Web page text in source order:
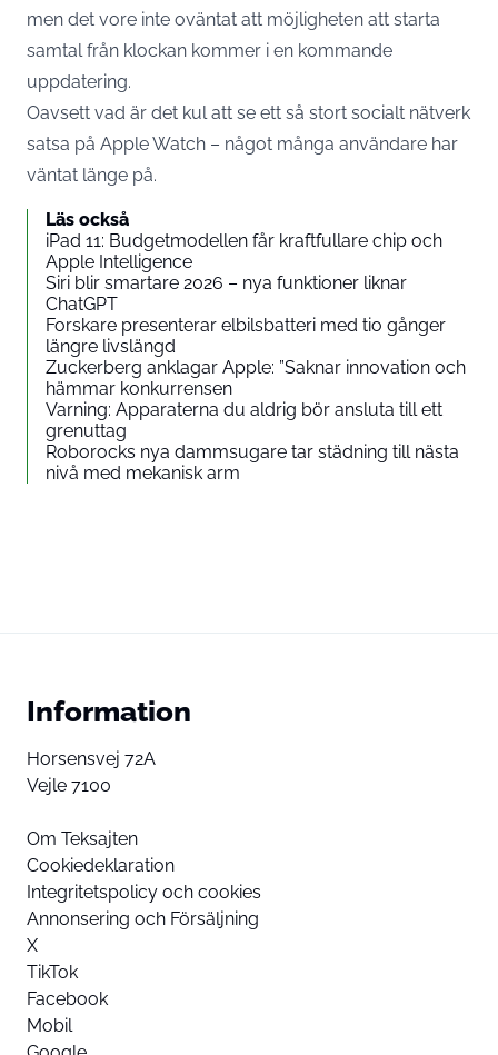
men det vore inte oväntat att möjligheten att starta
samtal från klockan kommer i en kommande
uppdatering.
Oavsett vad är det kul att se ett så stort socialt nätverk
satsa på Apple Watch – något många användare har
väntat länge på.
Läs också
iPad 11: Budgetmodellen får kraftfullare chip och
Apple Intelligence
Siri blir smartare 2026 – nya funktioner liknar
ChatGPT
Forskare presenterar elbilsbatteri med tio gånger
längre livslängd
Zuckerberg anklagar Apple: ”Saknar innovation och
hämmar konkurrensen
Varning: Apparaterna du aldrig bör ansluta till ett
grenuttag
Roborocks nya dammsugare tar städning till nästa
nivå med mekanisk arm
Information
Horsensvej 72A
Vejle 7100
Om Teksajten
Cookiedeklaration
Integritetspolicy och cookies
Annonsering och Försäljning
X
TikTok
Facebook
Mobil